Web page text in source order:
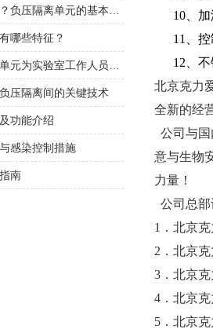
10、加
11、控
12、不
北京克力
全新的经
公司与
意与生物
力量！
公司总
1． 北京
2． 北京
3． 北京
4． 北京
5． 北京
哪些特征？
压隔离间的关键技术
功能介绍
感染控制措施
南